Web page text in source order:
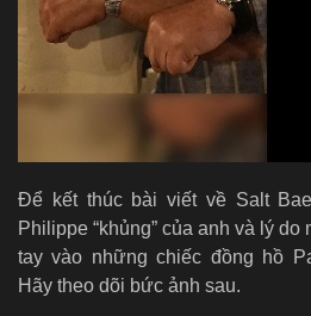
Để kết thúc bài viết về Salt
Philippe “khủng” của anh và lý
tay vào những chiếc đồng hồ
Hãy theo dõi bức ảnh sau.